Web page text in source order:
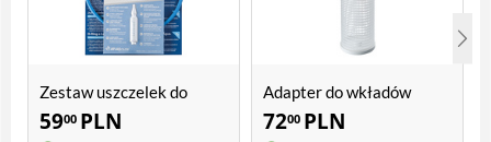
Zestaw uszczelek do
filtrów Atlas Filtri DP BIG
5900 PLN
Adapter do wkładów
workowych Atlas Filtri
20"
7200 PLN